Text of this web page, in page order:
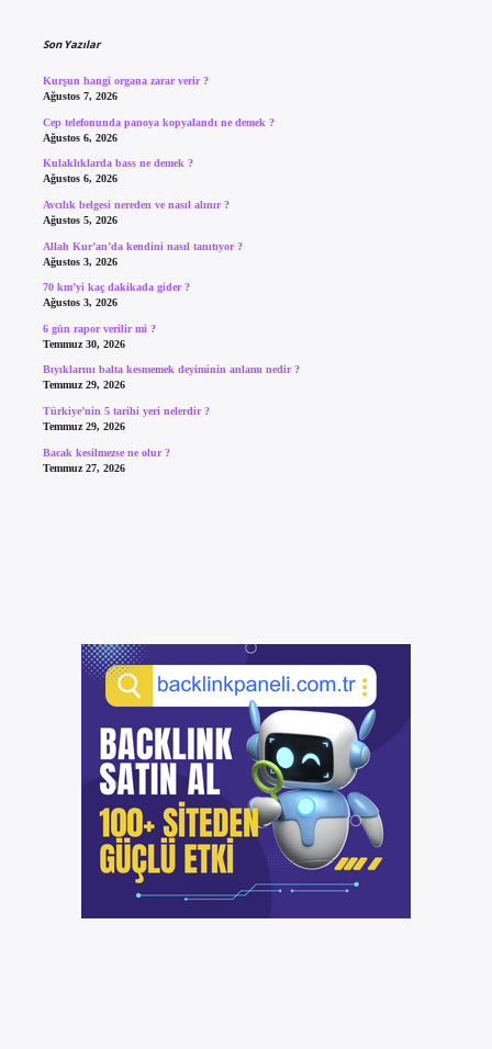
Son Yazılar
Kurşun hangi organa zarar verir ?
Ağustos 7, 2026
Cep telefonunda panoya kopyalandı ne demek ?
Ağustos 6, 2026
Kulaklıklarda bass ne demek ?
Ağustos 6, 2026
Avcılık belgesi nereden ve nasıl alınır ?
Ağustos 5, 2026
Allah Kur’an’da kendini nasıl tanıtıyor ?
Ağustos 3, 2026
70 km’yi kaç dakikada gider ?
Ağustos 3, 2026
6 gün rapor verilir mi ?
Temmuz 30, 2026
Bıyıklarını balta kesmemek deyiminin anlamı nedir ?
Temmuz 29, 2026
Türkiye’nin 5 tarihi yeri nelerdir ?
Temmuz 29, 2026
Bacak kesilmezse ne olur ?
Temmuz 27, 2026